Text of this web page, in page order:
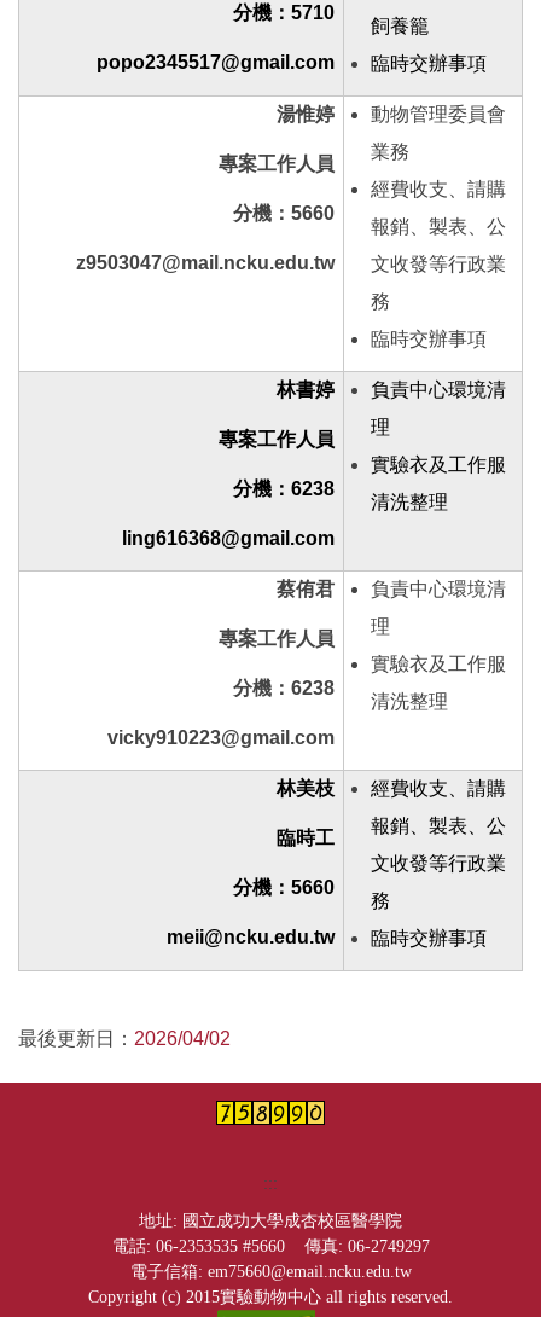
分機：5710
popo2345517@gmail.com
飼養籠
臨時交辦事項
湯惟婷
專案工作人員
分機：5660
z9503047@mail.ncku.edu.tw
動物管理委員會
業務
經費收支、請購
報銷、製表、公
文收發等行政業
務
臨時交辦事項
林書婷
專案工作人員
分機：6238
ling616368@gmail.com
負責中心環境清
理
實驗衣及工作服
清洗整理
蔡侑君
專案工作人員
分機：6238
vicky910223@gmail.com
負責中心環境清
理
實驗衣及工作服
清洗整理
林美枝
臨時工
分機：5660
meii@ncku.edu.tw
經費收支、請購
報銷、製表、公
文收發等行政業
務
臨時交辦事項
最後更新日： 2026/04/02
:::
地址: 國立成功大學成杏校區醫學院
電話: 06-2353535 #5660 傳真: 06-2749297
電子信箱: em75660@email.ncku.edu.tw
Copyright (c) 2015實驗動物中心 all rights reserved.